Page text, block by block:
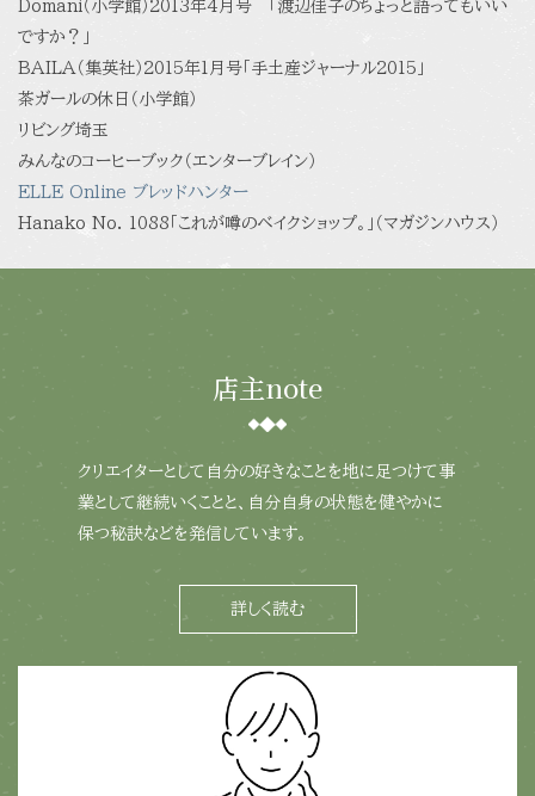
Domani（小学館）2013年4月号 「渡辺佳子のちょっと語ってもいい
ですか？」
BAILA（集英社）2015年1月号「手土産ジャーナル2015」
茶ガールの休日（小学館）
リビング埼玉
みんなのコーヒーブック（エンターブレイン）
ELLE Online ブレッドハンター
Hanako No. 1088「これが噂のベイクショップ。」（マガジンハウス）
店主note
クリエイターとして自分の好きなことを地に足つけて事
業として継続いくことと、自分自身の状態を健やかに
保つ秘訣などを発信しています。
詳しく読む